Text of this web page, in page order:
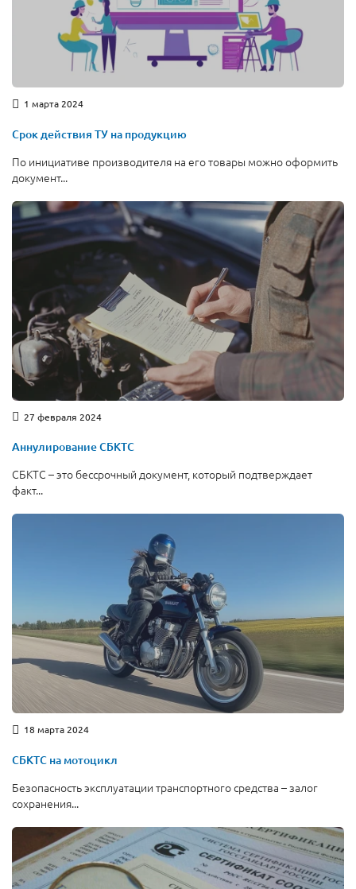
1 марта 2024
Срок действия ТУ на продукцию
По инициативе производителя на его товары можно оформить
документ...
27 февраля 2024
Аннулирование СБКТС
СБКТС – это бессрочный документ, который подтверждает
факт...
18 марта 2024
СБКТС на мотоцикл
Безопасность эксплуатации транспортного средства – залог
сохранения...